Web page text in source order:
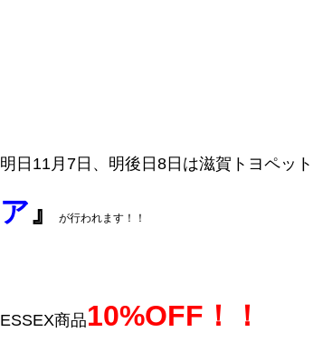
明日11月7日、明後日8日は滋賀トヨペッ
ア』 が行われます！！
ESSEX商品10%OFF！！